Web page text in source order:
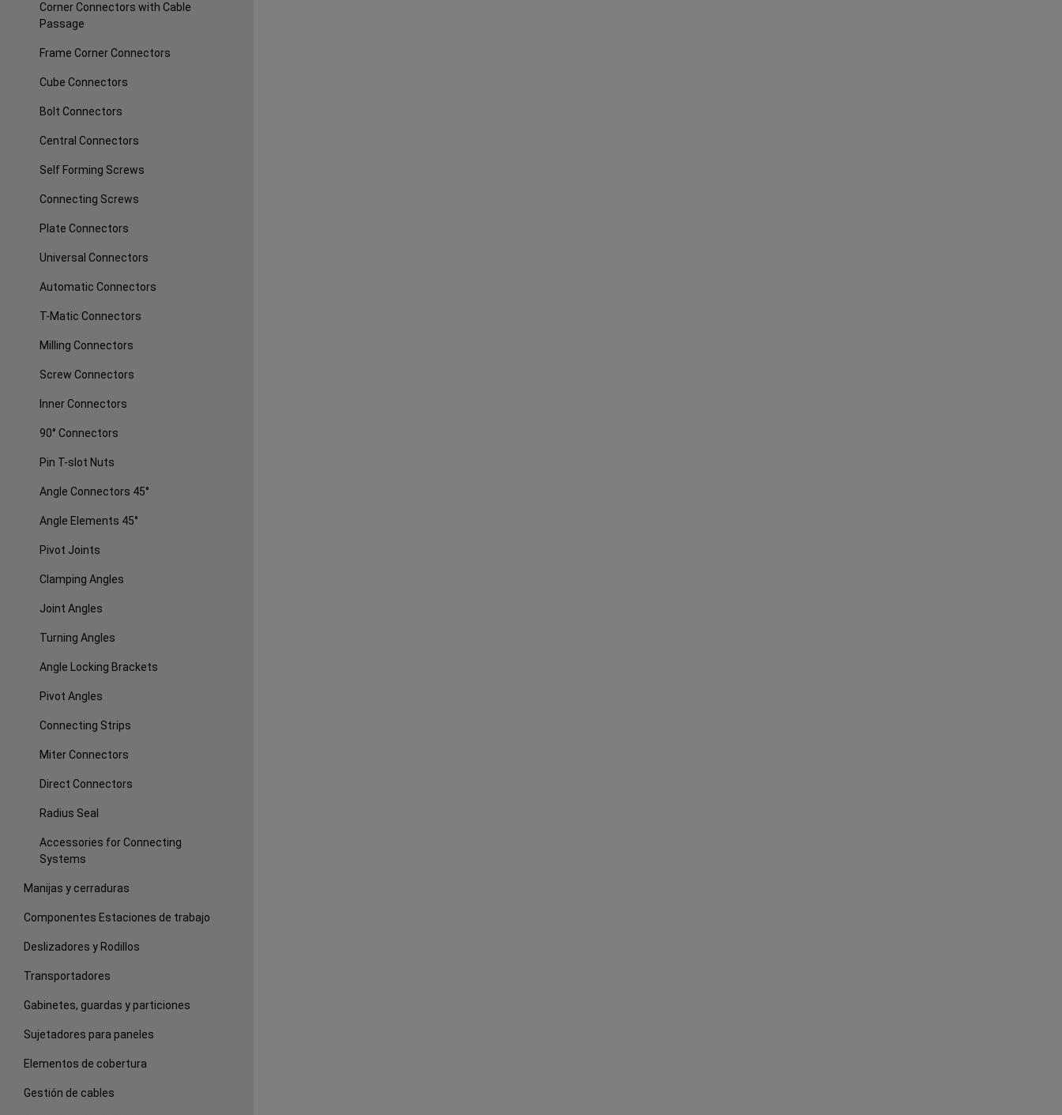
Corner Connectors with Cable
Passage
Frame Corner Connectors
Cube Connectors
Bolt Connectors
Central Connectors
Self Forming Screws
Connecting Screws
Plate Connectors
Universal Connectors
Automatic Connectors
T-Matic Connectors
Milling Connectors
Screw Connectors
Inner Connectors
90° Connectors
Pin T-slot Nuts
Angle Connectors 45°
Angle Elements 45°
Pivot Joints
Clamping Angles
Joint Angles
Turning Angles
Angle Locking Brackets
Pivot Angles
Connecting Strips
Miter Connectors
Direct Connectors
Radius Seal
Accessories for Connecting
Systems
Manijas y cerraduras
Componentes Estaciones de trabajo
Deslizadores y Rodillos
Transportadores
Gabinetes, guardas y particiones
Sujetadores para paneles
Elementos de cobertura
Gestión de cables